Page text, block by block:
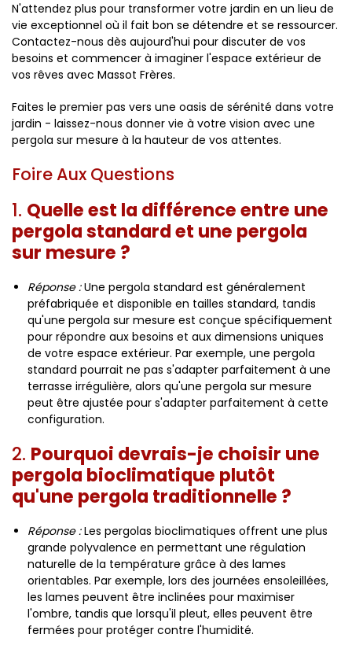
N'attendez plus pour transformer votre jardin en un lieu de
vie exceptionnel où il fait bon se détendre et se ressourcer.
Contactez-nous dès aujourd'hui pour discuter de vos
besoins et commencer à imaginer l'espace extérieur de
vos rêves avec Massot Frères.
Faites le premier pas vers une oasis de sérénité dans votre
jardin - laissez-nous donner vie à votre vision avec une
pergola sur mesure à la hauteur de vos attentes.
Foire Aux Questions
1. Quelle est la différence entre une
pergola standard et une pergola
sur mesure ?
Réponse :Une pergola standard est généralement
préfabriquée et disponible en tailles standard, tandis
qu'une pergola sur mesure est conçue spécifiquement
pour répondre aux besoins et aux dimensions uniques
de votre espace extérieur. Par exemple, une pergola
standard pourrait ne pas s'adapter parfaitement à une
terrasse irrégulière, alors qu'une pergola sur mesure
peut être ajustée pour s'adapter parfaitement à cette
configuration.
2. Pourquoi devrais-je choisir une
pergola bioclimatique plutôt
qu'une pergola traditionnelle ?
Réponse :Les pergolas bioclimatiques offrent une plus
grande polyvalence en permettant une régulation
naturelle de la température grâce à des lames
orientables. Par exemple, lors des journées ensoleillées,
les lames peuvent être inclinées pour maximiser
l'ombre, tandis que lorsqu'il pleut, elles peuvent être
fermées pour protéger contre l'humidité.